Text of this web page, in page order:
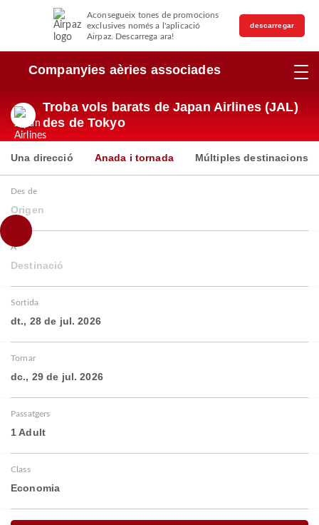
Aconsegueix tones de promocions
exclusives només a l'aplicació
Airpaz. Descarrega ara!
descarregar
Companyies aèries associades
Troba vols barats de Japan Airlines (JAL)
des de Tokyo
Una direcció Anada i tornada Múltiples destinacions
Des de
Origen
A
Destinació
Sortida
dt., 28 de jul. 2026
Tornar
dc., 29 de jul. 2026
Passatgers
1 Adult
Class
Economia